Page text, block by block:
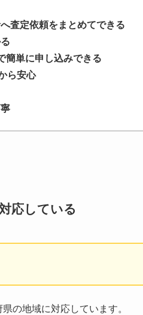
査定依頼をまとめてできる
簡単に申し込みできる
ら安心
応している
の地域に対応しています。